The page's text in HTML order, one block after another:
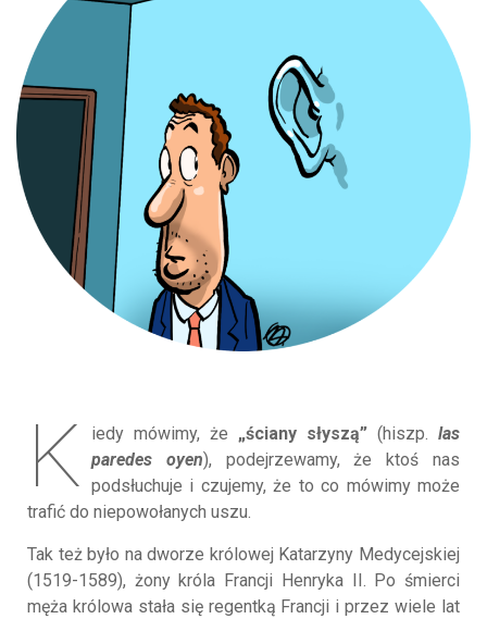
K iedy mówimy, że „ściany słyszą” (hiszp. las
paredes oyen), podejrzewamy, że ktoś nas
podsłuchuje i czujemy, że to co mówimy może
trafić do niepowołanych uszu.
Tak też było na dworze królowej Katarzyny Medycejskiej
(1519-1589), żony króla Francji Henryka II. Po śmierci
męża królowa stała się regentką Francji i przez wiele lat